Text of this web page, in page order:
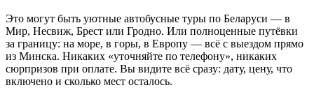
Это могут быть уютные автобусные туры по Беларуси — в
Мир, Несвиж, Брест или Гродно. Или полноценные путёвки
за границу: на море, в горы, в Европу — всё с выездом прямо
из Минска. Никаких «уточняйте по телефону», никаких
сюрпризов при оплате. Вы видите всё сразу: дату, цену, что
включено и сколько мест осталось.